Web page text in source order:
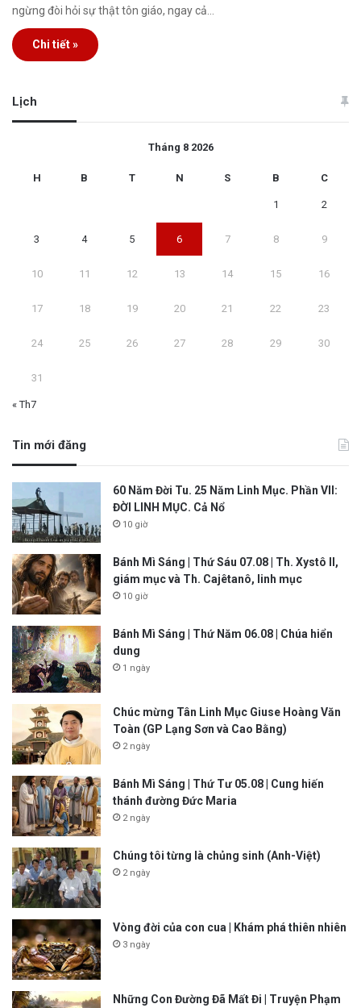
ngừng đòi hỏi sự thật tôn giáo, ngay cả…
Chi tiết »
Lịch
Tháng 8 2026
H B T N S B C
1 2
3 4 5 6 7 8 9
10 11 12 13 14 15 16
17 18 19 20 21 22 23
24 25 26 27 28 29 30
31
« Th7
Tin mới đăng
60 Năm Đời Tu. 25 Năm Linh Mục. Phần VII:
ĐỜI LINH MỤC. Cả Nổ
10 giờ
Bánh Mì Sáng | Thứ Sáu 07.08 | Th. Xystô II,
giám mục và Th. Cajêtanô, linh mục
10 giờ
Bánh Mì Sáng | Thứ Năm 06.08 | Chúa hiển
dung
1 ngày
Chúc mừng Tân Linh Mục Giuse Hoàng Văn
Toàn (GP Lạng Sơn và Cao Bằng)
2 ngày
Bánh Mì Sáng | Thứ Tư 05.08 | Cung hiến
thánh đường Đức Maria
2 ngày
Chúng tôi từng là chủng sinh (Anh-Việt)
2 ngày
Vòng đời của con cua | Khám phá thiên nhiên
3 ngày
Những Con Đường Đã Mất Đi | Truyện Phạm